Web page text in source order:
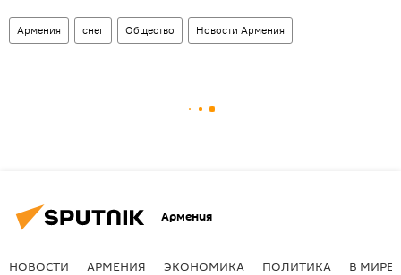
Армения снег Общество Новости Армения
Армения
НОВОСТИ АРМЕНИЯ ЭКОНОМИКА ПОЛИТИКА В МИРЕ